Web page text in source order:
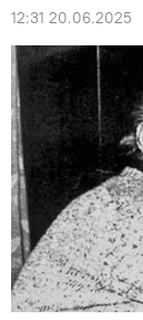
12:31 20.06.2025